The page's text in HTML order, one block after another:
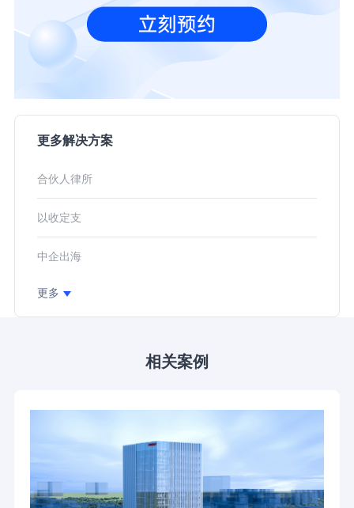
更多解决方案
合伙人律所
以收定支
中企出海
更多
相关案例